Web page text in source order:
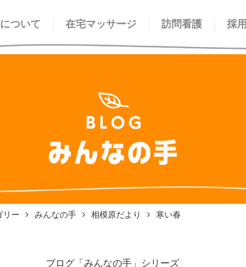
ついて 在宅マッサージ 訪問看護 採
リー みんなの手 相模原だより 寒い春
ブログ「みんなの手」シリーズ